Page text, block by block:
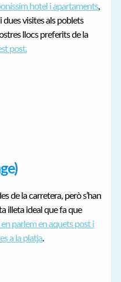
hotel i apartaments,
dues visites als poblets
llocs preferits de la
post.
de la carretera, però s’han
illeta ideal que fa que
en parlem en aquets post i
a la platja.